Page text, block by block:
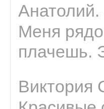
Меня
плачешь.
Виктория